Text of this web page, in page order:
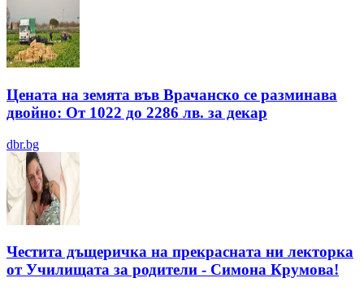
Цената на земята във Врачанско се разминава
двойно: От 1022 до 2286 лв. за декар
dbr.bg
Честита дъщеричка на прекрасната ни лекторка
от Училищата за родители - Симона Крумова!